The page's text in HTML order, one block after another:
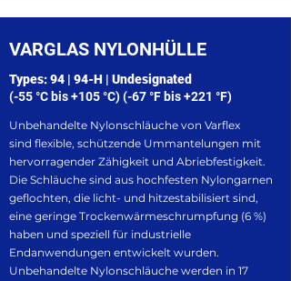
VARGLAS NYLONHÜLLE
Types: 94 | 94-H | Undesignated
(-55 °C bis +105 °C) (-67 °F bis +221 °F)
Unbehandelte Nylonschläuche von Varflex
sind flexible, schützende Ummantelungen mit
hervorragender Zähigkeit und Abriebfestigkeit.
Die Schläuche sind aus hochfesten Nylongarnen
geflochten, die licht- und hitzestabilisiert sind,
eine geringe Trockenwärmeschrumpfung (6 %)
haben und speziell für industrielle
Endanwendungen entwickelt wurden.
Unbehandelte Nylonschläuche werden in 17